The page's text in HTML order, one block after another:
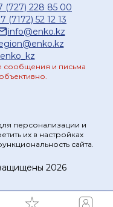
персонализации и
их в настройках
сайта.
2026
(727) 228 85 00
(7172) 52 12 13
info@enko.kz
enko_kz
сообщения и письма